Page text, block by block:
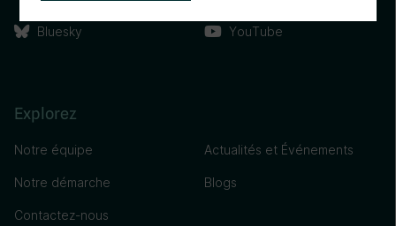
Bluesky YouTube
Explorez
Notre équipe
Notre démarche
Contactez-nous
Actualités et Événements
Blogs